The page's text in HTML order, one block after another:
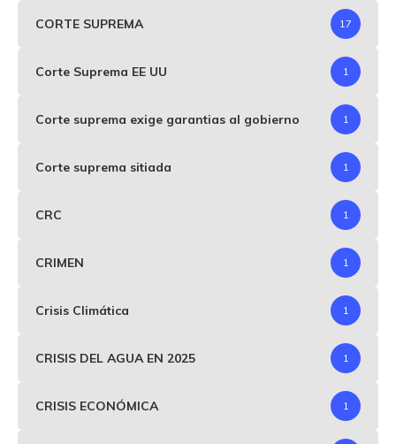
CORTE SUPREMA 17
Corte Suprema EE UU 1
Corte suprema exige garantias al gobierno 1
Corte suprema sitiada 1
CRC 1
CRIMEN 1
Crisis Climática 1
CRISIS DEL AGUA EN 2025 1
CRISIS ECONÓMICA 1